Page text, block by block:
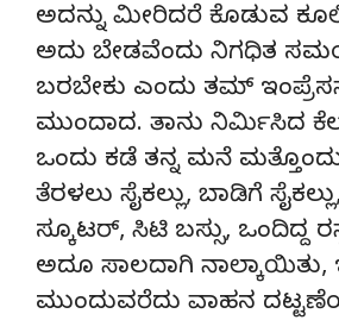
ಅದನ್ನು ಮೀರಿದರೆ ಕೊಡುವ
ಅದು ಬೇಡವೆಂದು ನಿಗಧಿತ
ಬರಬೇಕು ಎಂದು ತಮ್
ಮುಂದಾದ. ತಾನು ನಿರ್ಮಿಸಿದ
ಒಂದು ಕಡೆ ತನ್ನ ಮನೆ
ತೆರಳಲು ಸೈಕಲ್ಲು, ಬಾಡಿಗೆ
ಸ್ಕೂಟರ್, ಸಿಟಿ ಬಸ್ಸು, ಒಂದಿದ್ದ
ಅದೂ ಸಾಲದಾಗಿ ನಾಲ್ಕಾಯಿತು,
ಮುಂದುವರೆದು ವಾಹನ